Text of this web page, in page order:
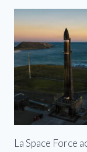
La Space Force